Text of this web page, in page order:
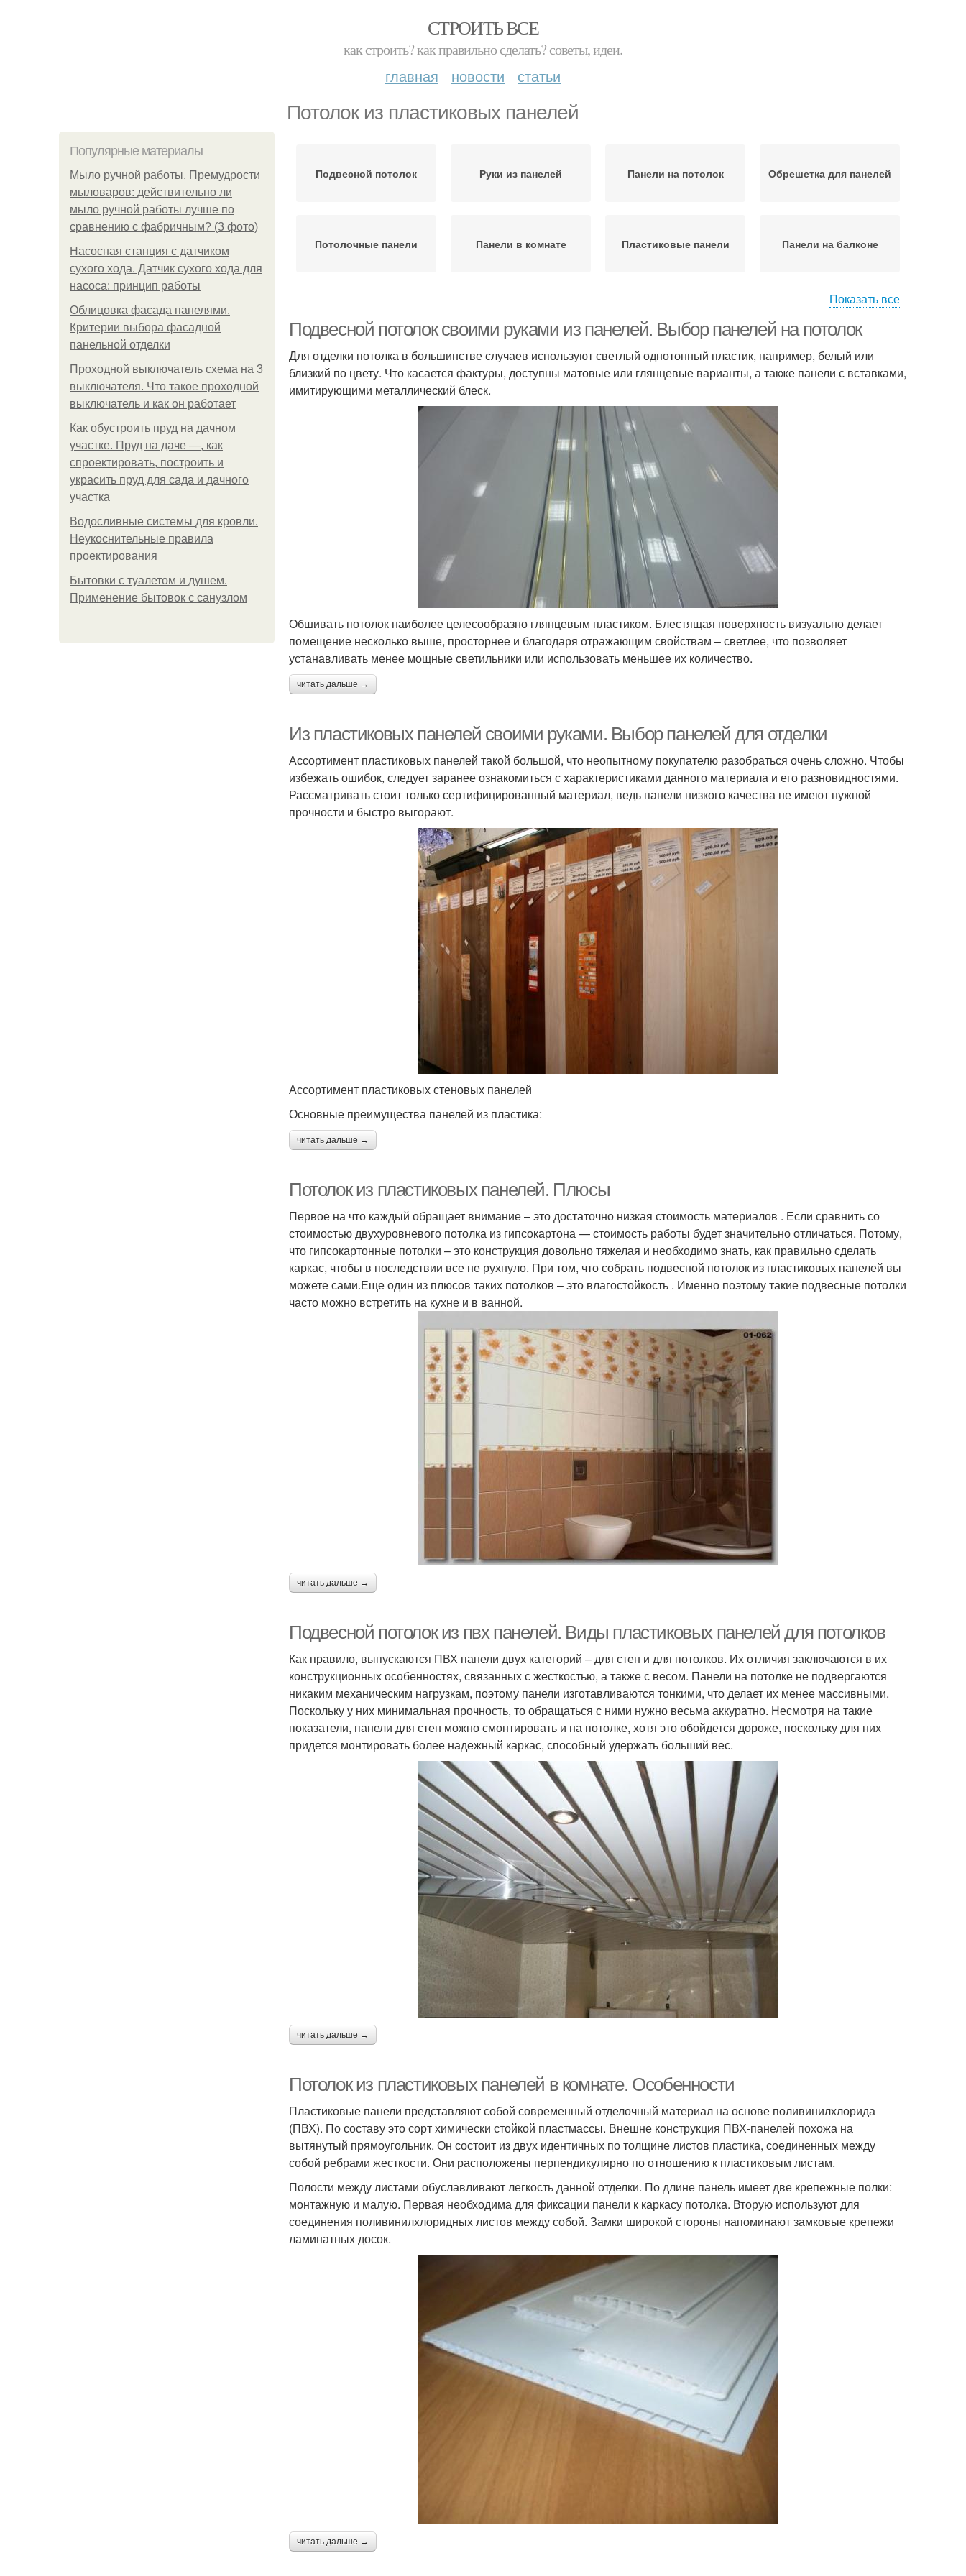
СТРОИТЬ ВСЕ
как строить? как правильно сделать? советы, идеи.
главная новости статьи
Потолок из пластиковых панелей
Популярные материалы
Мыло ручной работы. Премудрости
мыловаров: действительно ли
мыло ручной работы лучше по
сравнению с фабричным? (3 фото)
Насосная станция с датчиком
сухого хода. Датчик сухого хода для
насоса: принцип работы
Облицовка фасада панелями.
Критерии выбора фасадной
панельной отделки
Проходной выключатель схема на 3
выключателя. Что такое проходной
выключатель и как он работает
Как обустроить пруд на дачном
участке. Пруд на даче —, как
спроектировать, построить и
украсить пруд для сада и дачного
участка
Водосливные системы для кровли.
Неукоснительные правила
проектирования
Бытовки с туалетом и душем.
Применение бытовок с санузлом
Подвесной потолок Руки из панелей Панели на потолок Обрешетка для панелей
Потолочные панели Панели в комнате Пластиковые панели Панели на балконе
Руки из пластиковых
панелей
Подвесные потолки
Панели на кухне Натяжной потолок
Полотна для натяжных
потолков
Цены на потолок
Показать все
Подвесной потолок своими руками из панелей. Выбор панелей на потолок
Для отделки потолка в большинстве случаев используют светлый однотонный пластик, например, белый или
близкий по цвету. Что касается фактуры, доступны матовые или глянцевые варианты, а также панели с вставками,
имитирующими металлический блеск.
Обшивать потолок наиболее целесообразно глянцевым пластиком. Блестящая поверхность визуально делает
помещение несколько выше, просторнее и благодаря отражающим свойствам – светлее, что позволяет
устанавливать менее мощные светильники или использовать меньшее их количество.
читать дальше →
Из пластиковых панелей своими руками. Выбор панелей для отделки
Ассортимент пластиковых панелей такой большой, что неопытному покупателю разобраться очень сложно. Чтобы
избежать ошибок, следует заранее ознакомиться с характеристиками данного материала и его разновидностями.
Рассматривать стоит только сертифицированный материал, ведь панели низкого качества не имеют нужной
прочности и быстро выгорают.
Ассортимент пластиковых стеновых панелей
Основные преимущества панелей из пластика:
читать дальше →
Потолок из пластиковых панелей. Плюсы
Первое на что каждый обращает внимание – это достаточно низкая стоимость материалов . Если сравнить со
стоимостью двухуровневого потолка из гипсокартона — стоимость работы будет значительно отличаться. Потому,
что гипсокартонные потолки – это конструкция довольно тяжелая и необходимо знать, как правильно сделать
каркас, чтобы в последствии все не рухнуло. При том, что собрать подвесной потолок из пластиковых панелей вы
можете сами.Еще один из плюсов таких потолков – это влагостойкость . Именно поэтому такие подвесные потолки
часто можно встретить на кухне и в ванной.
читать дальше →
Подвесной потолок из пвх панелей. Виды пластиковых панелей для потолков
Как правило, выпускаются ПВХ панели двух категорий – для стен и для потолков. Их отличия заключаются в их
конструкционных особенностях, связанных с жесткостью, а также с весом. Панели на потолке не подвергаются
никаким механическим нагрузкам, поэтому панели изготавливаются тонкими, что делает их менее массивными.
Поскольку у них минимальная прочность, то обращаться с ними нужно весьма аккуратно. Несмотря на такие
показатели, панели для стен можно смонтировать и на потолке, хотя это обойдется дороже, поскольку для них
придется монтировать более надежный каркас, способный удержать больший вес.
читать дальше →
Потолок из пластиковых панелей в комнате. Особенности
Пластиковые панели представляют собой современный отделочный материал на основе поливинилхлорида
(ПВХ). По составу это сорт химически стойкой пластмассы. Внешне конструкция ПВХ-панелей похожа на
вытянутый прямоугольник. Он состоит из двух идентичных по толщине листов пластика, соединенных между
собой ребрами жесткости. Они расположены перпендикулярно по отношению к пластиковым листам.
Полости между листами обуславливают легкость данной отделки. По длине панель имеет две крепежные полки:
монтажную и малую. Первая необходима для фиксации панели к каркасу потолка. Вторую используют для
соединения поливинилхлоридных листов между собой. Замки широкой стороны напоминают замковые крепежи
ламинатных досок.
читать дальше →